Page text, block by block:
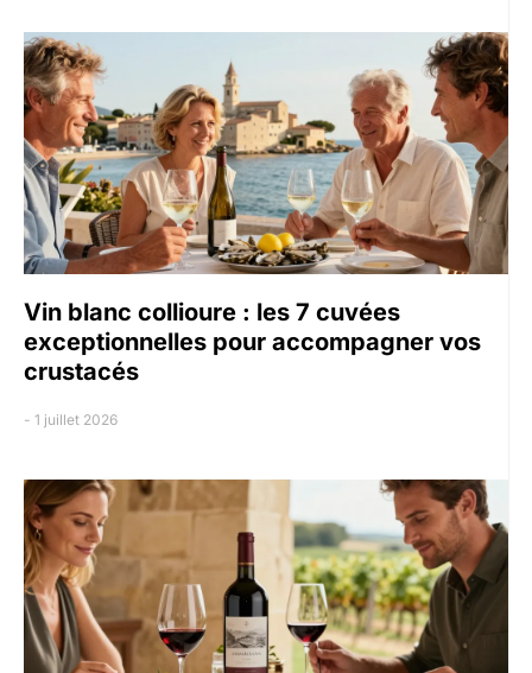
Vin blanc collioure : les 7 cuvées
exceptionnelles pour accompagner vos
crustacés
1 juillet 2026